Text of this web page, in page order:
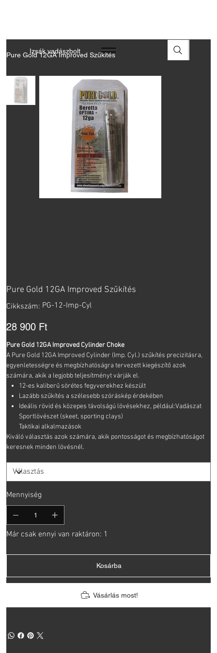
Izsák vadászbolt
Pure Gold 12GA Improved Szűkítés
Pure Gold 12GA Improved Szűkítés
Cikkszám: Cikkszám:
PG-
Cyl
PG-12-Imp-Cyl
Ár
28 900 Ft
Pure Gold 12GA Improved Cylinder Choke
A Pure Gold 12GA Improved Cylinder (Imp. Cyl.) szűkítés precizitásra,
egyenletességre és megbízhatóságra tervezett kiegészítő azok
számára, akik a legjobb teljesítményt várják el.
12-es kaliberű sörétes fegyverekhez készült
Lazább szűkítés a szélesebb szóráskép érdekében
Ideális rövid és közepes távolságú lövésekhez, például:Vadászat
Sportlövészet (skeet, sporting clays)
Taktikai alkalmazások
Kiváló választás azok számára, akik pontosságot és megbízhatóságot
keresnek minden lövésnél.
Mennyiség
Már csak ennyi van raktáron: 1
Kosárba
Vásárlás most!